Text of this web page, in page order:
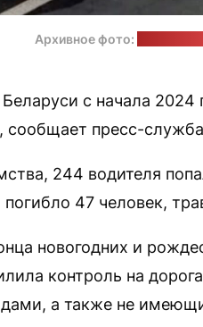
Архивное фото:
с начала 2024
сообщает пресс-
244 водителя
47 человек,
новогодних и
контроль на
а также не